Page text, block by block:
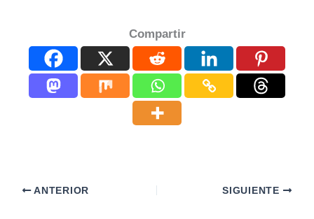
Compartir
ANTERIOR SIGUIENTE